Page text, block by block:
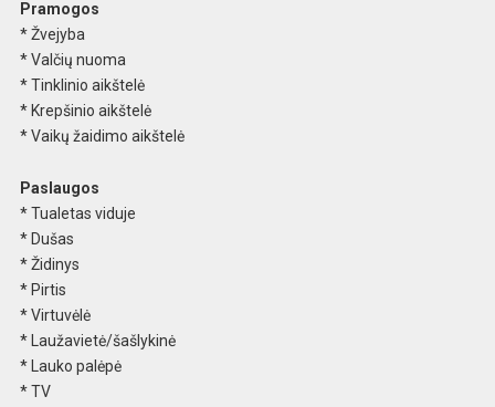
Pramogos
* Žvejyba
* Valčių nuoma
* Tinklinio aikštelė
* Krepšinio aikštelė
* Vaikų žaidimo aikštelė
Paslaugos
* Tualetas viduje
* Dušas
* Židinys
* Pirtis
* Virtuvėlė
* Laužavietė/šašlykinė
* Lauko palėpė
* TV